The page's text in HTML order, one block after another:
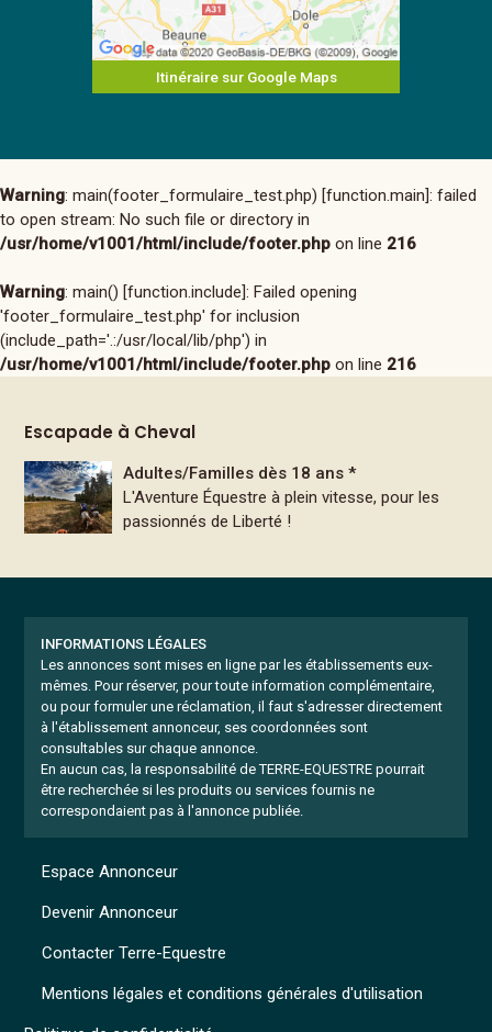
Itinéraire sur Google Maps
Warning: main(footer_formulaire_test.php) [function.main]: failed
to open stream: No such file or directory in
/usr/home/v1001/html/include/footer.php on line 216
Warning: main() [function.include]: Failed opening
'footer_formulaire_test.php' for inclusion
(include_path='.:/usr/local/lib/php') in
/usr/home/v1001/html/include/footer.php on line 216
Escapade à Cheval
Adultes/Familles dès 18 ans *
L'Aventure Équestre à plein vitesse, pour les
passionnés de Liberté !
INFORMATIONS LÉGALES
Les annonces sont mises en ligne par les établissements eux-
mêmes. Pour réserver, pour toute information complémentaire,
ou pour formuler une réclamation, il faut s'adresser directement
à l'établissement annonceur, ses coordonnées sont
consultables sur chaque annonce.
En aucun cas, la responsabilité de TERRE-EQUESTRE pourrait
être recherchée si les produits ou services fournis ne
correspondaient pas à l'annonce publiée.
Mentions légales et conditions générales d'utilisation
Espace Annonceur
Devenir Annonceur
Contacter Terre-Equestre